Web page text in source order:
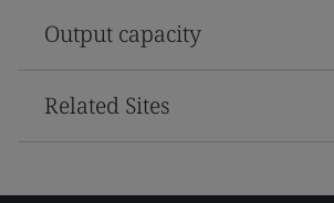
Output capacity
Related Sites